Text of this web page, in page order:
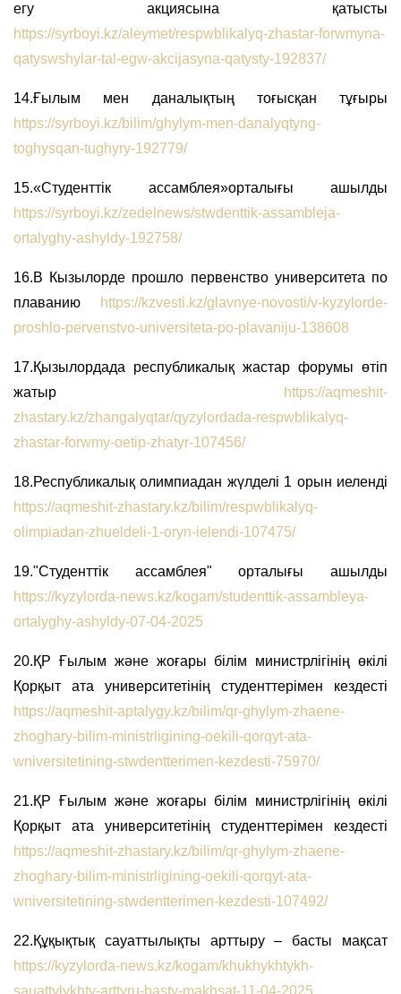
егу акциясына қатысты
https://syrboyi.kz/aleymet/respwblikalyq-zhastar-forwmyna-
qatyswshylar-tal-egw-akcijasyna-qatysty-192837/
14.Ғылым мен даналықтың тоғысқан тұғыры
https://syrboyi.kz/bilim/ghylym-men-danalyqtyng-
toghysqan-tughyry-192779/
15.«Студенттік ассамблея»орталығы ашылды
https://syrboyi.kz/zedelnews/stwdenttik-assambleja-
ortalyghy-ashyldy-192758/
16.В Кызылорде прошло первенство университета по
плаванию
https://kzvesti.kz/glavnye-novosti/v-kyzylorde-
proshlo-pervenstvo-universiteta-po-plavaniju-138608
17.Қызылордада республикалық жастар форумы өтіп
жатыр
https://aqmeshit-
zhastary.kz/zhangalyqtar/qyzylordada-respwblikalyq-
zhastar-forwmy-oetip-zhatyr-107456/
18.Республикалық олимпиадан жүлделі 1 орын иеленді
https://aqmeshit-zhastary.kz/bilim/respwblikalyq-
olimpiadan-zhueldeli-1-oryn-ielendi-107475/
19."Студенттік ассамблея" орталығы ашылды
https://kyzylorda-news.kz/kogam/studenttik-assambleya-
ortalyghy-ashyldy-07-04-2025
20.ҚР Ғылым және жоғары білім министрлігінің өкілі
Қорқыт ата университетінің студенттерімен кездесті
https://aqmeshit-aptalygy.kz/bilim/qr-ghylym-zhaene-
zhoghary-bilim-ministrligining-oekili-qorqyt-ata-
wniversitetining-stwdentterimen-kezdesti-75970/
21.ҚР Ғылым және жоғары білім министрлігінің өкілі
Қорқыт ата университетінің студенттерімен кездесті
https://aqmeshit-zhastary.kz/bilim/qr-ghylym-zhaene-
zhoghary-bilim-ministrligining-oekili-qorqyt-ata-
wniversitetining-stwdentterimen-kezdesti-107492/
22.Құқықтық сауаттылықты арттыру – басты мақсат
https://kyzylorda-news.kz/kogam/khukhykhtykh-